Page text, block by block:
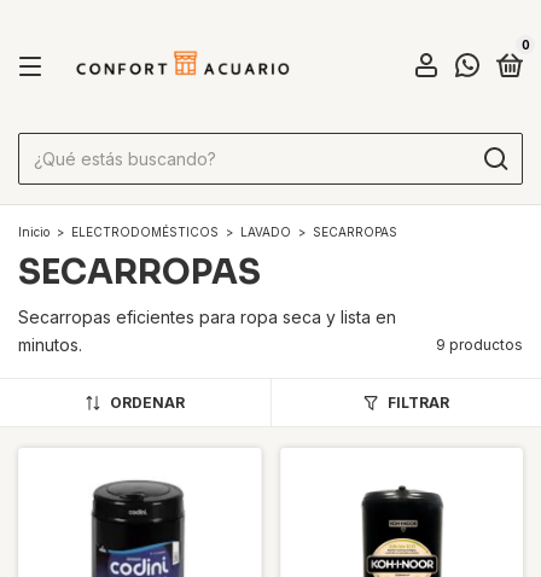
0
Inicio > ELECTRODOMÉSTICOS > LAVADO > SECARROPAS
SECARROPAS
Secarropas eficientes para ropa seca y lista en
minutos.
9 productos
ORDENAR FILTRAR